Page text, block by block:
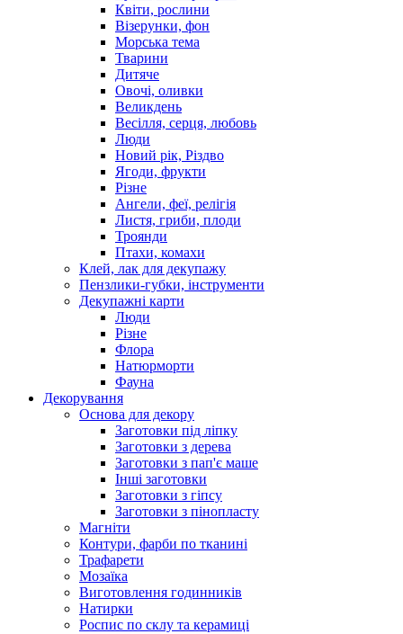
Квіти, рослини
Візерунки, фон
Морська тема
Тварини
Дитяче
Овочі, оливки
Великдень
Весілля, серця, любовь
Люди
Новий рік, Різдво
Ягоди, фрукти
Різне
Ангели, феї, релігія
Листя, гриби, плоди
Троянди
Птахи, комахи
Клей, лак для декупажу
Пензлики-губки, інструменти
Декупажні карти
Люди
Різне
Флора
Натюрморти
Фауна
Декорування
Основа для декору
Заготовки під ліпку
Заготовки з дерева
Заготовки з пап'є маше
Інші заготовки
Заготовки з гіпсу
Заготовки з пінопласту
Магніти
Контури, фарби по тканині
Трафарети
Мозаїка
Виготовлення годинників
Натирки
Роспис по склу та керамиці